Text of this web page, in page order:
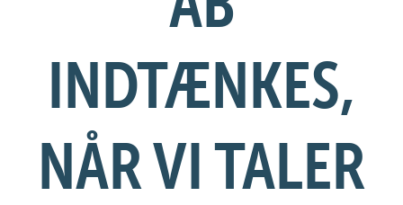
INDTÆNKES,
NÅR VI TALER